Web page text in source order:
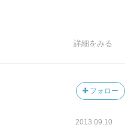
詳細をみる
フォロー
2013.09.10